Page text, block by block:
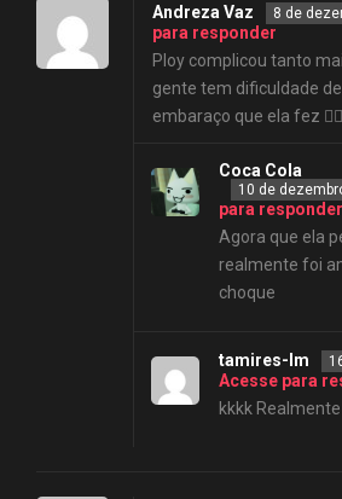
Andreza Vaz 8 de
para responder
Ploy complicou tanto
gente tem dificuldade
embaraço que ela fez
Coca Cola
10 de
para responder
Agora que ela
realmente foi
choque
tamires-lm
Acesse para
kkkk Realmente